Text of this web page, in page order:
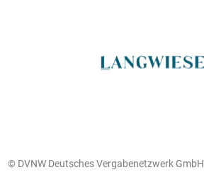
© DVNW Deutsches Vergabenetzwerk GmbH